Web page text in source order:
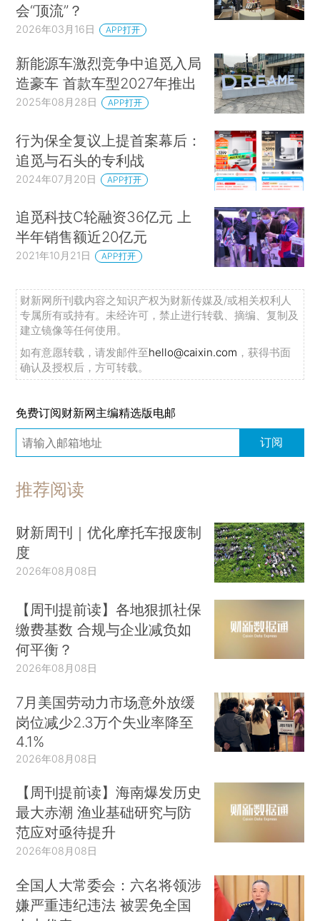
会“顶流”？
2026年03月16日 APP打开
新能源车激烈竞争中追觅入局
造豪车 首款车型2027年推出
2025年08月28日 APP打开
行为保全复议上提首案幕后：
追觅与石头的专利战
2024年07月20日 APP打开
追觅科技C轮融资36亿元 上
半年销售额近20亿元
2021年10月21日 APP打开
财新网所刊载内容之知识产权为财新传媒及/或相关权利人
专属所有或持有。未经许可，禁止进行转载、摘编、复制及
建立镜像等任何使用。
如有意愿转载，请发邮件至hello@caixin.com ，获得书面
确认及授权后，方可转载。
免费订阅财新网主编精选版电邮
订阅
推荐阅读
财新周刊｜优化摩托车报废制
度
2026年08月08日
【周刊提前读】各地狠抓社保
缴费基数 合规与企业减负如
何平衡？
2026年08月08日
7月美国劳动力市场意外放缓
岗位减少2.3万个失业率降至
4.1%
2026年08月08日
【周刊提前读】海南爆发历史
最大赤潮 渔业基础研究与防
范应对亟待提升
2026年08月08日
全国人大常委会：六名将领涉
嫌严重违纪违法 被罢免全国